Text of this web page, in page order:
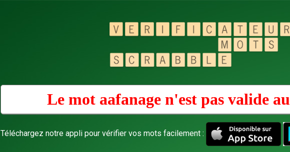
Le mot aafanage n'est pas valide au
Téléchargez notre appli pour vérifier vos mots facilement :